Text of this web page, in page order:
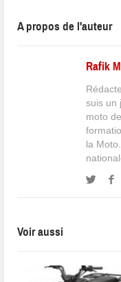
A propos de l'auteur
Rafik
suis un
moto
la
Voir aussi